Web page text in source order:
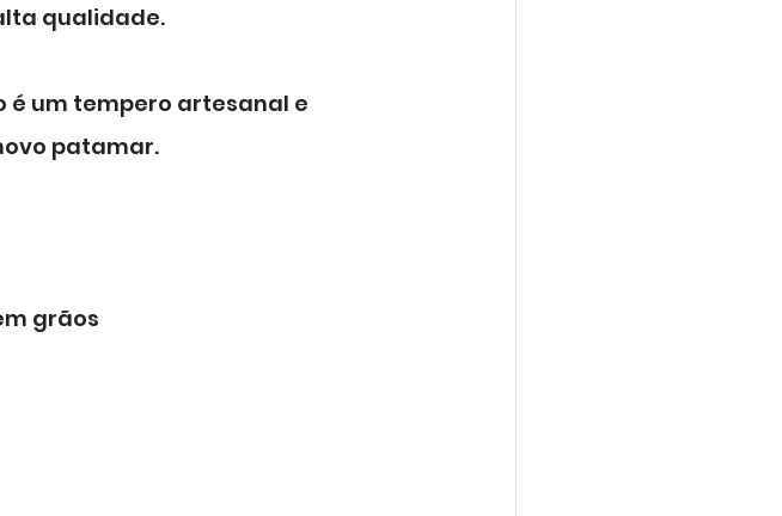
qualidade.
é um tempero artesanal e
patamar.
grãos